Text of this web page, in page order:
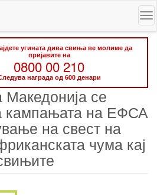
угината дива свиња ве молиме да
пријавите на
0800 00 210
награда од 600 денари
се
кампањата на ЕФСА
на свест на
чума кај